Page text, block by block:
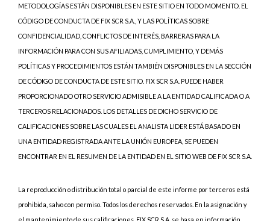
METODOLOGÍAS ESTÁN DISPONIBLES EN ESTE SITIO EN TODO MOMENTO. EL
CÓDIGO DE CONDUCTA DE FIX SCR S.A., Y LAS POLÍTICAS SOBRE
CONFIDENCIALIDAD, CONFLICTOS DE INTERÉS, BARRERAS PARA LA
INFORMACIÓN PARA CON SUS AFILIADAS, CUMPLIMIENTO, Y DEMÁS
POLÍTICAS Y PROCEDIMIENTOS ESTÁN TAMBIÉN DISPONIBLES EN LA SECCIÓN
DE CÓDIGO DE CONDUCTA DE ESTE SITIO. FIX SCR S.A. PUEDE HABER
PROPORCIONADO OTRO SERVICIO ADMISIBLE A LA ENTIDAD CALIFICADA O A
TERCEROS RELACIONADOS. LOS DETALLES DE DICHO SERVICIO DE
CALIFICACIONES SOBRE LAS CUALES EL ANALISTA LIDER ESTÁ BASADO EN
UNA ENTIDAD REGISTRADA ANTE LA UNIÓN EUROPEA, SE PUEDEN
ENCONTRAR EN EL RESUMEN DE LA ENTIDAD EN EL SITIO WEB DE FIX SCR S.A.
La reproducción o distribución total o parcial de este informe por terceros está
prohibida, salvo con permiso. Todos los derechos reservados. En la asignación y